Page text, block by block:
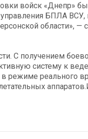
войск «Днепр»
управления БПЛА
области», —
С получением
систему к
режиме реального